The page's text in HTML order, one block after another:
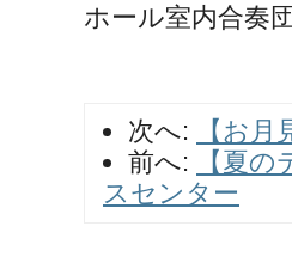
ホール室内合奏
次へ:
【お
前へ:
【夏
スセンター